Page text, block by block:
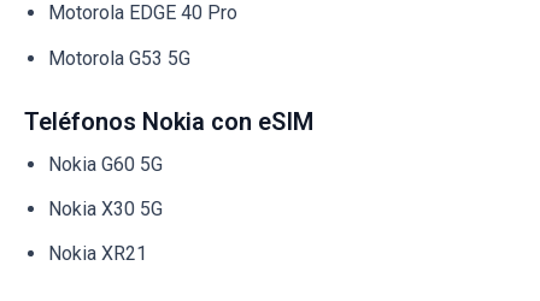
Motorola EDGE 40 Pro
Motorola G53 5G
Teléfonos Nokia con eSIM
Nokia G60 5G
Nokia X30 5G
Nokia XR21